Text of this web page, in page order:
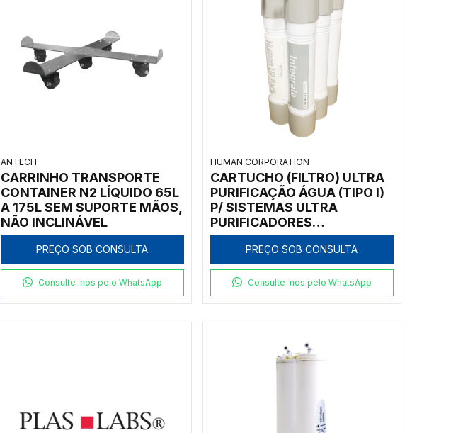
ANTECH
CARRINHO TRANSPORTE
CONTAINER N2 LÍQUIDO 65L
A 175L SEM SUPORTE MÃOS,
NÃO INCLINÁVEL
PREÇO SOB CONSULTA
Consulte-nos pelo WhatsApp
HUMAN CORPORATION
CARTUCHO (FILTRO) ULTRA
PURIFICAÇÃO ÁGUA (TIPO I)
P/ SISTEMAS ULTRA
PURIFICADORES
MEGAPURITY/BIOHUMAN -
HMC-HUP-U
PREÇO SOB CONSULTA
Consulte-nos pelo WhatsApp